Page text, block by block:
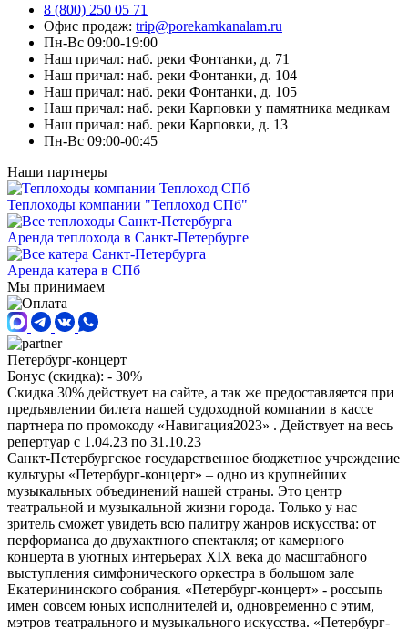
8 (800) 250 05 71
Офис продаж: trip@porekamkanalam.ru
Пн-Вс 09:00-19:00
Наш причал: наб. реки Фонтанки, д. 71
Наш причал: наб. реки Фонтанки, д. 104
Наш причал: наб. реки Фонтанки, д. 105
Наш причал: наб. реки Карповки у памятника медикам
Наш причал: наб. реки Карповки, д. 13
Пн-Вс 09:00-00:45
Наши партнеры
Теплоходы компании "Теплоход СПб"
Аренда теплохода в Санкт-Петербурге
Аренда катера в СПб
Мы принимаем
Петербург-концерт
Бонус (скидка): - 30%
Скидка 30% действует на сайте, а так же предоставляется при
предъявлении билета нашей судоходной компании в кассе
партнера по промокоду «Навигация2023» . Действует на весь
репертуар с 1.04.23 по 31.10.23
Санкт-Петербургское государственное бюджетное учреждение
культуры «Петербург-концерт» – одно из крупнейших
музыкальных объединений нашей страны. Это центр
театральной и музыкальной жизни города. Только у нас
зритель сможет увидеть всю палитру жанров искусства: от
перформанса до двухактного спектакля; от камерного
концерта в уютных интерьерах ХIХ века до масштабного
выступления симфонического оркестра в большом зале
Екатерининского собрания. «Петербург-концерт» - россыпь
имен совсем юных исполнителей и, одновременно с этим,
мэтров театрального и музыкального искусства. «Петербург-